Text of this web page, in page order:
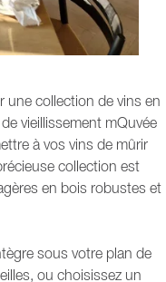
une collection de vins en
vieillissement mQuvée
à vos vins de mûrir
collection est
en bois robustes et
sous votre plan de
ou choisissez un